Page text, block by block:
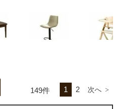
149 1 2